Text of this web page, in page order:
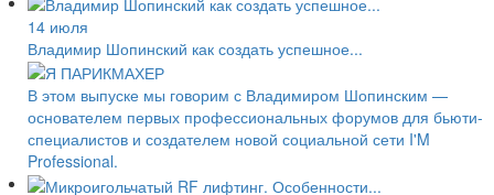
14 июля
Владимир Шопинский как создать успешное...
В этом выпуске мы говорим с Владимиром Шопинским —
основателем первых профессиональных форумов для бьюти-
специалистов и создателем новой социальной сети I'M
Professional.